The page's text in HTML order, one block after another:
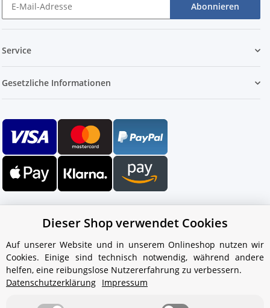
Abonnieren
Service
Gesetzliche Informationen
Ihr WhatsApp-Kontakt zum
Service Team
von Aquintos-Wasseraufbereitung
Dieser Shop verwendet Cookies
Auf unserer Website und in unserem Onlineshop nutzen wir
Cookies. Einige sind technisch notwendig, während andere
helfen, eine reibungslose Nutzererfahrung zu verbessern.
Datenschutzerklärung Impressum